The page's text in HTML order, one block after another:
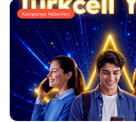
Kampanya Haberleri